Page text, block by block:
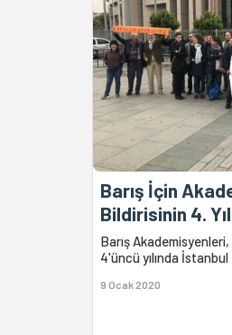
Barış İçin
Bildirisinin 4.
Barış Akademisyenleri,
4'üncü yılında
9 Ocak 2020